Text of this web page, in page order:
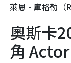
萊恩·庫格勒（
奧斯卡
角